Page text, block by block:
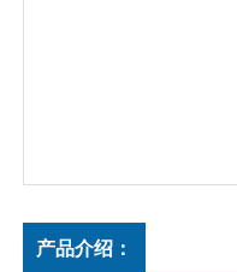
产品介绍：